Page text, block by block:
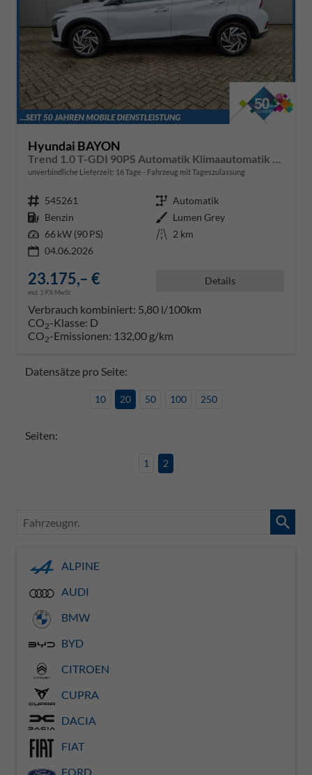
Hyundai BAYON
unverbindliche Lieferzeit: 16 Tage Fahrzeug mit Tageszulassung
Fahrzeugnr. 545261 Getriebe Automatik
Kraftstoff Benzin Außenfarbe Lumen Grey
Leistung 66 kW (90 PS) Kilometerstand 2 km
04.06.2026
23.175,– €
incl. 19% MwSt.
Details
Verbrauch kombiniert: 5,80 l/100km
CO2-Klasse: D
CO2-Emissionen: 132,00 g/km
Datensätze pro Seite:
10 20 50 100 250
Seiten:
1 2
Fahrzeugnr.
ALPINE
AUDI
BMW
BYD
CITROEN
CUPRA
DACIA
FIAT
FORD